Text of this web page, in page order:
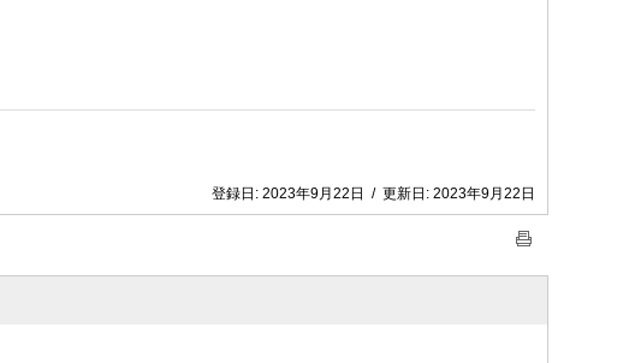
登録日: 2023年9月22日 / 更新日: 2023年9月22日